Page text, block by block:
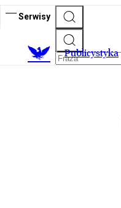
Serwisy
Publicystyka